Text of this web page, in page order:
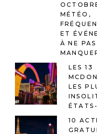
MÉTÉO,
ET
À NE PAS
LES 13
LES
10